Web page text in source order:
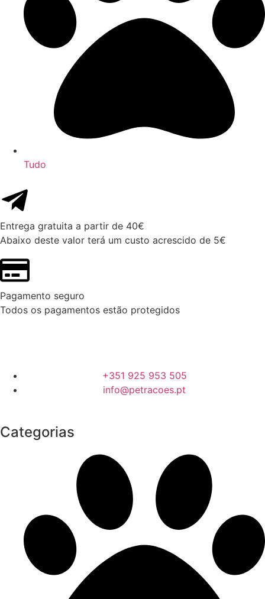
Tudo
Entrega gratuita a partir de 40€
Abaixo deste valor terá um custo acrescido de 5€
Pagamento seguro
Todos os pagamentos estão protegidos
+351 925 953 505
info@petracoes.pt
Categorias